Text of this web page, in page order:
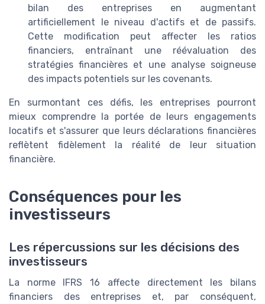
bilan des entreprises en augmentant
artificiellement le niveau d'actifs et de passifs.
Cette modification peut affecter les ratios
financiers, entraînant une réévaluation des
stratégies financières et une analyse soigneuse
des impacts potentiels sur les covenants.
En surmontant ces défis, les entreprises pourront
mieux comprendre la portée de leurs engagements
locatifs et s'assurer que leurs déclarations financières
reflètent fidèlement la réalité de leur situation
financière.
Conséquences pour les
investisseurs
Les répercussions sur les décisions des
investisseurs
La norme IFRS 16 affecte directement les bilans
financiers des entreprises et, par conséquent,